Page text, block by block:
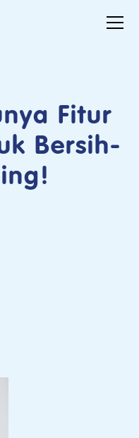
Fitur
Bersih-